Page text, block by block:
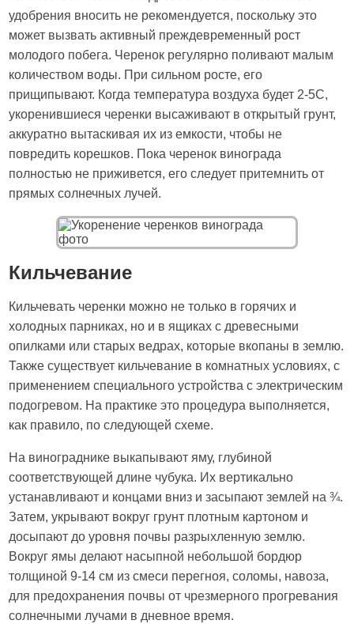
удобрения вносить не рекомендуется, поскольку это
может вызвать активный преждевременный рост
молодого побега. Черенок регулярно поливают малым
количеством воды. При сильном росте, его
прищипывают. Когда температура воздуха будет 2-5С,
укоренившиеся черенки высаживают в открытый грунт,
аккуратно вытаскивая их из емкости, чтобы не
повредить корешков. Пока черенок винограда
полностью не приживется, его следует притемнить от
прямых солнечных лучей.
Кильчевание
Кильчевать черенки можно не только в горячих и
холодных парниках, но и в ящиках с древесными
опилками или старых ведрах, которые вкопаны в землю.
Также существует кильчевание в комнатных условиях, с
применением специального устройства с электрическим
подогревом. На практике это процедура выполняется,
как правило, по следующей схеме.
На винограднике выкапывают яму, глубиной
соответствующей длине чубука. Их вертикально
устанавливают и концами вниз и засыпают землей на ¾.
Затем, укрывают вокруг грунт плотным картоном и
досыпают до уровня почвы разрыхленную землю.
Вокруг ямы делают насыпной небольшой бордюр
толщиной 9-14 см из смеси перегноя, соломы, навоза,
для предохранения почвы от чрезмерного прогревания
солнечными лучами в дневное время.